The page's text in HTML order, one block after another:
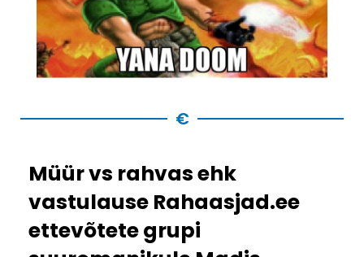
€
Müür vs rahvas ehk
vastulause Rahaasjad.ee
ettevõtete grupi